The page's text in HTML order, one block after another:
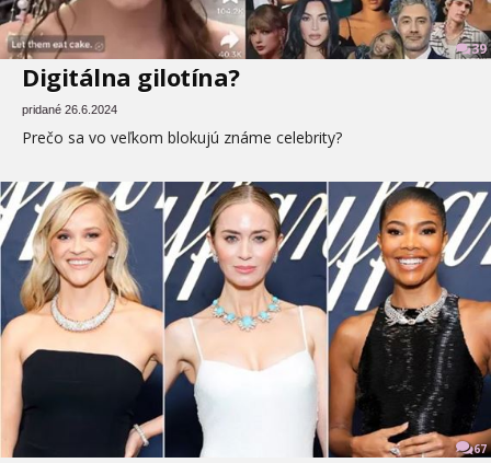
39
Digitálna gilotína?
pridané 26.6.2024
Prečo sa vo veľkom blokujú známe celebrity?
67